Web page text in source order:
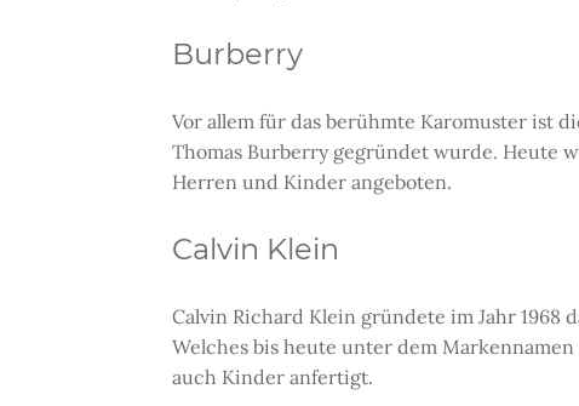
Burberry
Vor allem für das berühmte Karomuster ist
Thomas Burberry gegründet wurde. Heute
Herren und Kinder angeboten.
Calvin Klein
Calvin Richard Klein gründete im Jahr 1968
Welches bis heute unter dem
auch Kinder anfertigt.